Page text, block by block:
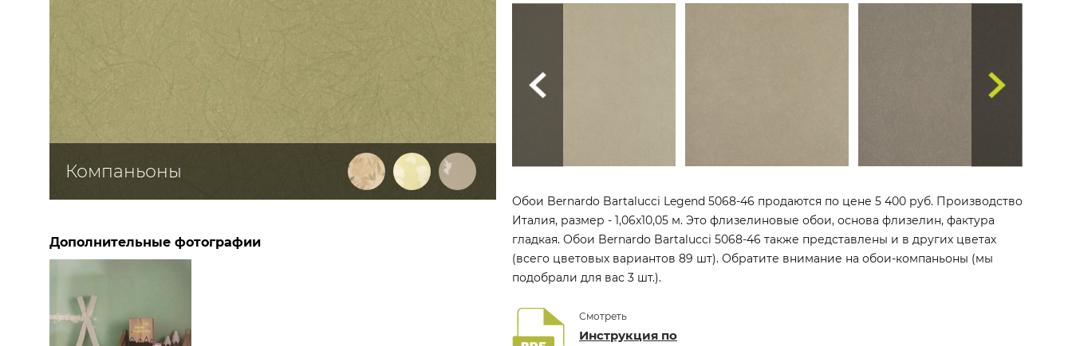
Компаньоны
Дополнительные фотографии
Обои Bernardo Bartalucci Legend 5068-46 продаются по цене 5 400 руб. Производство
Италия, размер - 1,06x10,05 м. Это флизелиновые обои, основа флизелин, фактура
гладкая. Обои Bernardo Bartalucci 5068-46 также представлены и в других цветах
(всего цветовых вариантов 89 шт). Обратите внимание на обои-компаньоны (мы
подобрали для вас 3 шт.).
Смотреть
Инструкция по